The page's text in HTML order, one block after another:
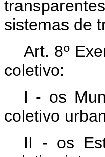
sistemas de
Art. 8º
coletivo:
I - os
coletivo
II - os